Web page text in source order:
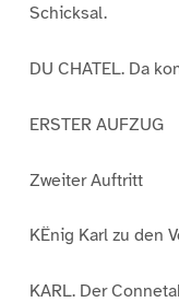
Schicksal.
DU CHATEL. Da
ERSTER AUFZUG
Zweiter Auftritt
KËnig Karl zu den
KARL. Der